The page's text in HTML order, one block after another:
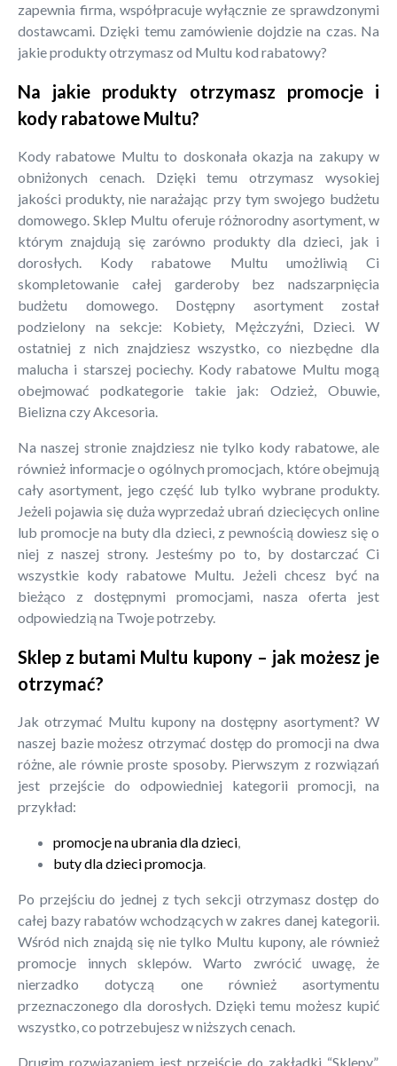
zapewnia firma, współpracuje wyłącznie ze sprawdzonymi
dostawcami. Dzięki temu zamówienie dojdzie na czas. Na
jakie produkty otrzymasz od Multu kod rabatowy?
Na jakie produkty otrzymasz promocje i
kody rabatowe Multu?
Kody rabatowe Multu to doskonała okazja na zakupy w
obniżonych cenach. Dzięki temu otrzymasz wysokiej
jakości produkty, nie narażając przy tym swojego budżetu
domowego. Sklep Multu oferuje różnorodny asortyment, w
którym znajdują się zarówno produkty dla dzieci, jak i
dorosłych. Kody rabatowe Multu umożliwią Ci
skompletowanie całej garderoby bez nadszarpnięcia
budżetu domowego. Dostępny asortyment został
podzielony na sekcje: Kobiety, Mężczyźni, Dzieci. W
ostatniej z nich znajdziesz wszystko, co niezbędne dla
malucha i starszej pociechy. Kody rabatowe Multu mogą
obejmować podkategorie takie jak: Odzież, Obuwie,
Bielizna czy Akcesoria.
Na naszej stronie znajdziesz nie tylko kody rabatowe, ale
również informacje o ogólnych promocjach, które obejmują
cały asortyment, jego część lub tylko wybrane produkty.
Jeżeli pojawia się duża wyprzedaż ubrań dziecięcych online
lub promocje na buty dla dzieci, z pewnością dowiesz się o
niej z naszej strony. Jesteśmy po to, by dostarczać Ci
wszystkie kody rabatowe Multu. Jeżeli chcesz być na
bieżąco z dostępnymi promocjami, nasza oferta jest
odpowiedzią na Twoje potrzeby.
Sklep z butami Multu kupony – jak możesz je
otrzymać?
Jak otrzymać Multu kupony na dostępny asortyment? W
naszej bazie możesz otrzymać dostęp do promocji na dwa
różne, ale równie proste sposoby. Pierwszym z rozwiązań
jest przejście do odpowiedniej kategorii promocji, na
przykład:
promocje na ubrania dla dzieci,
buty dla dzieci promocja.
Po przejściu do jednej z tych sekcji otrzymasz dostęp do
całej bazy rabatów wchodzących w zakres danej kategorii.
Wśród nich znajdą się nie tylko Multu kupony, ale również
promocje innych sklepów. Warto zwrócić uwagę, że
nierzadko dotyczą one również asortymentu
przeznaczonego dla dorosłych. Dzięki temu możesz kupić
wszystko, co potrzebujesz w niższych cenach.
Drugim rozwiązaniem jest przejście do zakładki “Sklepy”.